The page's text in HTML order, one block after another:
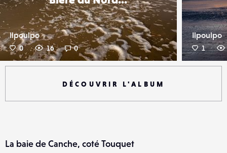
Ilpoulpo
0 16 0
Ilpoulpo
1
DÉCOUVRIR L'ALBUM
La baie de Canche, coté Touquet